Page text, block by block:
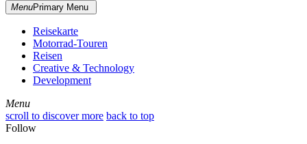
MenuPrimary Menu
Reisekarte
Motorrad-Touren
Reisen
Creative & Technology
Development
Menu
Menu
scroll to discover more back to top
Follow